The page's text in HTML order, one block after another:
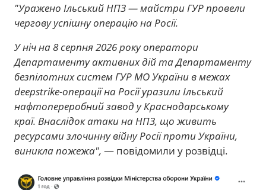
"Уражено Ільський НПЗ — майстри ГУР провели
чергову успішну операцію на Росії.
У ніч на 8 серпня 2026 року оператори
Департаменту активних дій та Департаменту
безпілотних систем ГУР МО України в межах
deepstrike-операції на Росії уразили Ільський
нафтопереробний завод у Краснодарському
краї. Внаслідок атаки на НПЗ, що живить
ресурсами злочинну війну Росії проти України,
виникла пожежа", — повідомили у розвідці.